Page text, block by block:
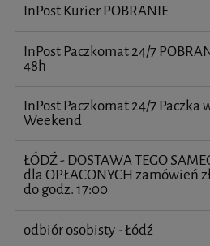
InPost Kurier POBRANIE
InPost Paczkomat 24/7
48h
InPost Paczkomat 24/7 Paczka
Weekend
ŁÓDŹ - DOSTAWA TEGO
dla OPŁACONYCH zamówień
do godz. 17:00
odbiór osobisty - Łódź